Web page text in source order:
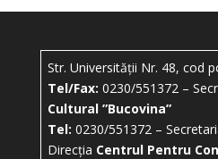
Str. Universității Nr. 48, cod
Tel/Fax: 0230/551372 –
Cultural ”Bucovina”
Tel: 0230/551372 –
Direcția Centrul Pentru